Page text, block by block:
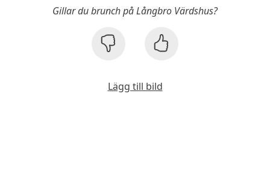
Gillar du brunch på Långbro Värdshus?
Lägg till bild